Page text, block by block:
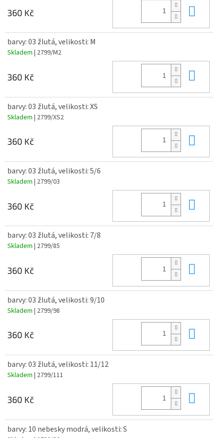
360 Kč
barvy: 03 žlutá, velikosti: M
Skladem | 2799/M2
360 Kč
barvy: 03 žlutá, velikosti: XS
Skladem | 2799/XS2
360 Kč
barvy: 03 žlutá, velikosti: 5/6
Skladem | 2799/03
360 Kč
barvy: 03 žlutá, velikosti: 7/8
Skladem | 2799/85
360 Kč
barvy: 03 žlutá, velikosti: 9/10
Skladem | 2799/98
360 Kč
barvy: 03 žlutá, velikosti: 11/12
Skladem | 2799/111
360 Kč
barvy: 10 nebesky modrá, velikosti: S